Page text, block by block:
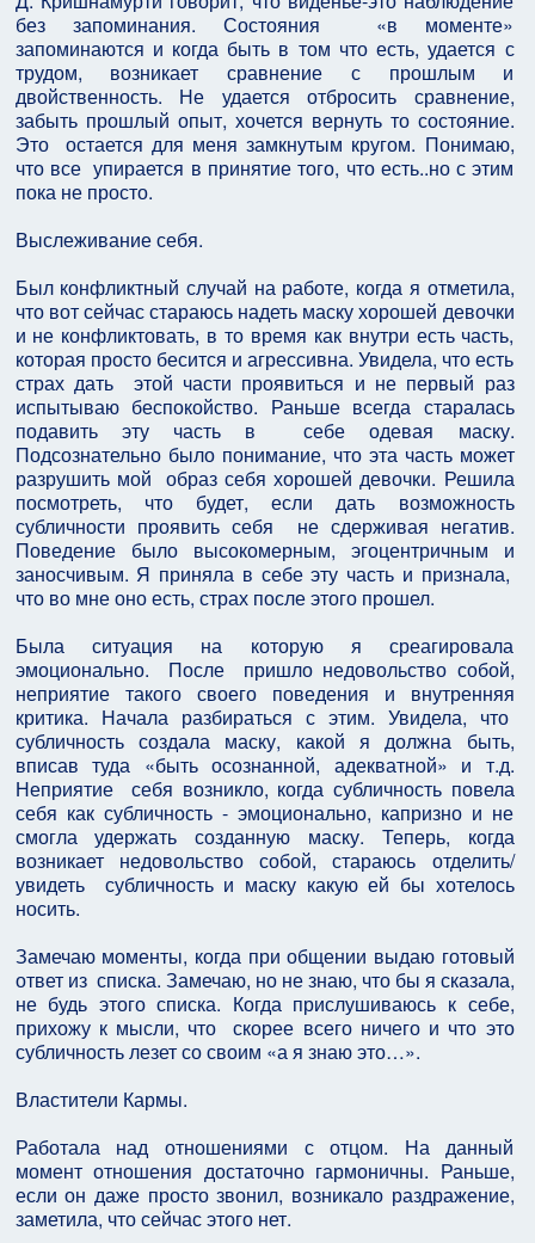
без запоминания. Состояния «в моменте»
запоминаются и когда быть в том что есть, удается с
трудом, возникает сравнение с прошлым и
двойственность. Не удается отбросить сравнение,
забыть прошлый опыт, хочется вернуть то состояние.
Это остается для меня замкнутым кругом. Понимаю,
что все упирается в принятие того, что есть..но с этим
пока не просто.
Выслеживание себя.
Был конфликтный случай на работе, когда я отметила,
что вот сейчас стараюсь надеть маску хорошей девочки
и не конфликтовать, в то время как внутри есть часть,
которая просто бесится и агрессивна. Увидела, что есть
страх дать этой части проявиться и не первый раз
испытываю беспокойство. Раньше всегда старалась
подавить эту часть в себе одевая маску.
Подсознательно было понимание, что эта часть может
разрушить мой образ себя хорошей девочки. Решила
посмотреть, что будет, если дать возможность
субличности проявить себя не сдерживая негатив.
Поведение было высокомерным, эгоцентричным и
заносчивым. Я приняла в себе эту часть и признала,
что во мне оно есть, страх после этого прошел.
Была ситуация на которую я среагировала
эмоционально. После пришло недовольство собой,
неприятие такого своего поведения и внутренняя
критика. Начала разбираться с этим. Увидела, что
субличность создала маску, какой я должна быть,
вписав туда «быть осознанной, адекватной» и т.д.
Неприятие себя возникло, когда субличность повела
себя как субличность - эмоционально, капризно и не
смогла удержать созданную маску. Теперь, когда
возникает недовольство собой, стараюсь отделить/
увидеть субличность и маску какую ей бы хотелось
носить.
Замечаю моменты, когда при общении выдаю готовый
ответ из списка. Замечаю, но не знаю, что бы я сказала,
не будь этого списка. Когда прислушиваюсь к себе,
прихожу к мысли, что скорее всего ничего и что это
субличность лезет со своим «а я знаю это…».
Властители Кармы.
Работала над отношениями с отцом. На данный
момент отношения достаточно гармоничны. Раньше,
если он даже просто звонил, возникало раздражение,
заметила, что сейчас этого нет.